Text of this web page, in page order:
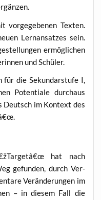
vor­ge­ge­be­nen Tex­ten.
Lern­an­sat­zes sein.
ermög­li­chen
und Schüler.
für die Sekun­dar­stu­fe I,
Poten­tia­le durch­aus
Deutsch im Kon­text des
hat nach
gefun­den, durch Ver­
Ver­än­de­run­gen im
– in die­sem Fall die